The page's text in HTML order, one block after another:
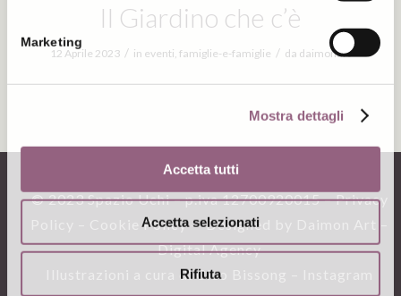
Marketing
Mostra dettagli
Accetta tutti
Accetta selezionati
Rifiuta
Il Giardino che c’è
12 Aprile 2023 / in eventi, famiglie-e-famiglie / da daimonart
© 2023 Spazio Uchi – p.iva 12700920015 –Privacy
Cookie Policy– Designed by Daimon Art –
Digital Agency
Illustrazioni a cura diCleo Bissong